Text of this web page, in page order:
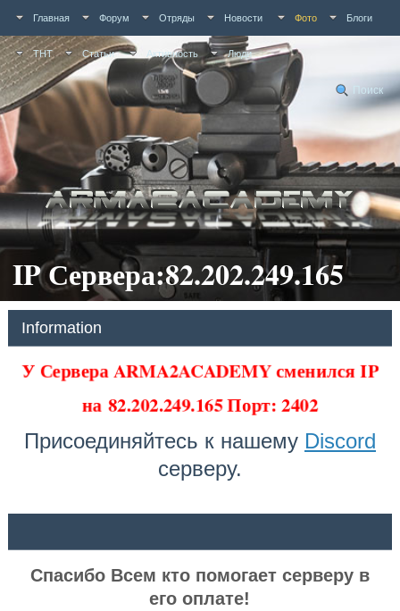
Главная Форум Отряды Новости Фото Блоги
ТНТ Статьи Активность Люди
Поиск
IP Сервера:82.202.249.165
Information
У Сервера ARMA2ACADEMY сменился IP
на82.202.249.165 Порт: 2402
Присоединяйтесь к нашему Discord
серверу.
Спасибо Всем кто помогает серверу в
его оплате!